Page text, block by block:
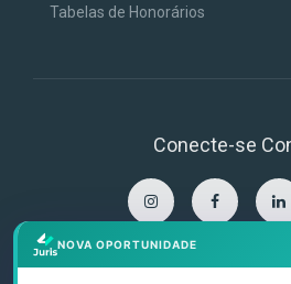
Tabelas de Honorários
Conecte-se
NOVA OPORTUNIDADE